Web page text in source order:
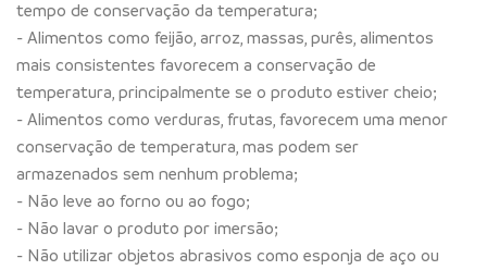
tempo de conservação da temperatura;
- Alimentos como feijão, arroz, massas, purês, alimentos
mais consistentes favorecem a conservação de
temperatura, principalmente se o produto estiver cheio;
- Alimentos como verduras, frutas, favorecem uma menor
conservação de temperatura, mas podem ser
armazenados sem nenhum problema;
- Não leve ao forno ou ao fogo;
- Não lavar o produto por imersão;
- Não utilizar objetos abrasivos como esponja de aço ou